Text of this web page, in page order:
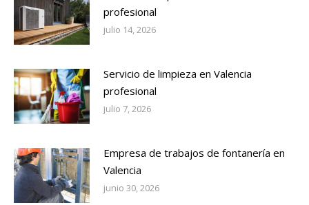
profesional
julio 14, 2026
Servicio de limpieza en Valencia
profesional
julio 7, 2026
Empresa de trabajos de fontanería en
Valencia
junio 30, 2026